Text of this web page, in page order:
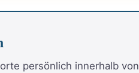
persönlich innerhalb